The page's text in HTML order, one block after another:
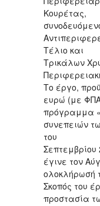
Κουρέτας,
Τέλιο και
Τρικάλων
Το έργο,
ευρώ (με
πρόγραμμα
συνεπειών
του
έγινε τον
ολοκλήρωσή
Σκοπός του
προστασία